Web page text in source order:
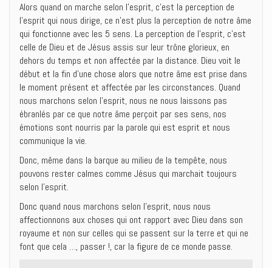
Alors quand on marche selon l’esprit, c’est la perception de
l’esprit qui nous dirige, ce n’est plus la perception de notre âme
qui fonctionne avec les 5 sens. La perception de l’esprit, c’est
celle de Dieu et de Jésus assis sur leur trône glorieux, en
dehors du temps et non affectée par la distance. Dieu voit le
début et la fin d’une chose alors que notre âme est prise dans
le moment présent et affectée par les circonstances. Quand
nous marchons selon l’esprit, nous ne nous laissons pas
ébranlés par ce que notre âme perçoit par ses sens, nos
émotions sont nourris par la parole qui est esprit et nous
communique la vie.
Donc, même dans la barque au milieu de la tempête, nous
pouvons rester calmes comme Jésus qui marchait toujours
selon l’esprit.
Donc quand nous marchons selon l’esprit, nous nous
affectionnons aux choses qui ont rapport avec Dieu dans son
royaume et non sur celles qui se passent sur la terre et qui ne
font que cela …, passer !, car la figure de ce monde passe.